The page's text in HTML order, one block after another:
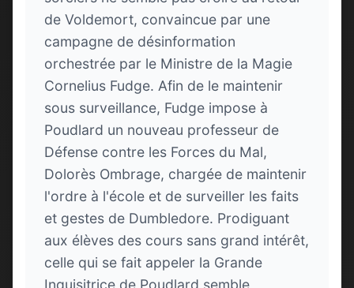
de Voldemort, convaincue par une
campagne de désinformation
orchestrée par le Ministre de la Magie
Cornelius Fudge. Afin de le maintenir
sous surveillance, Fudge impose à
Poudlard un nouveau professeur de
Défense contre les Forces du Mal,
Dolorès Ombrage, chargée de maintenir
l'ordre à l'école et de surveiller les faits
et gestes de Dumbledore. Prodiguant
aux élèves des cours sans grand intérêt,
celle qui se fait appeler la Grande
Inquisitrice de Poudlard semble